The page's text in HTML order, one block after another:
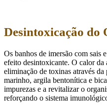
Desintoxicação do
Os banhos de imersão com sais
efeito desintoxicante. O calor da
eliminação de toxinas através
marinho, argila bentonítica e
impurezas e a revitalizar o
reforçando o sistema